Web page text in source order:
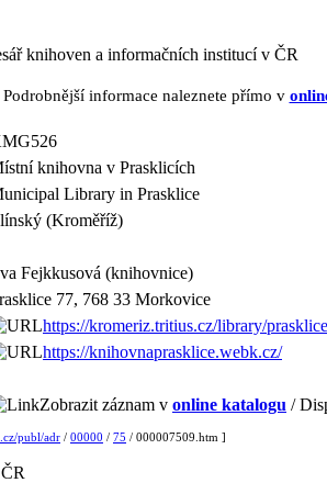
knihoven a informačních institucí v ČR
Podrobnější informace naleznete přímo v
knihovna v Prasklicích
Library in Prasklice
(Kroměříž)
Fejkkusová (knihovnice)
77, 768 33 Morkovice
https://kromeriz.tritius.cz/library/prasklice
https://knihovnaprasklice.webk.cz/
Zobrazit záznam v online katalogu /
publ/adr / 00000 / 75 / 000007509.htm ]